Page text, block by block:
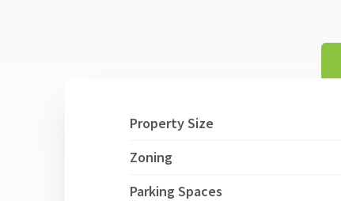
Property Size
Zoning
Parking Spaces